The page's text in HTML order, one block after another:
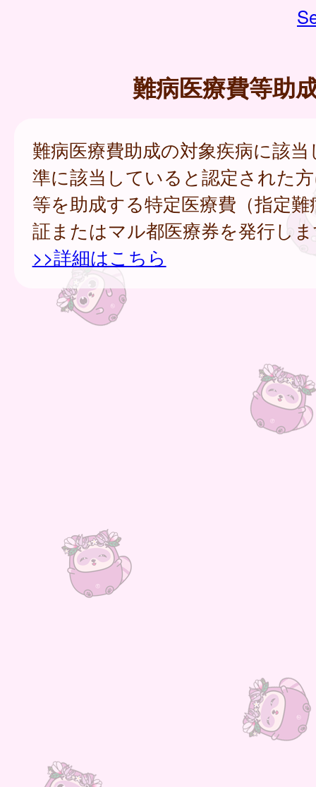
難病医療費等助
難病医療費助成の対象疾病に該当
準に該当していると認定された
等を助成する特定医療費（指定難
証またはマル都医療券を発行し
>>詳細はこちら